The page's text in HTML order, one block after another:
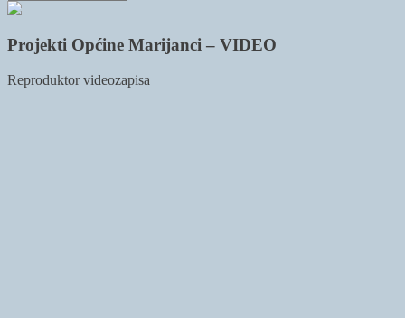
članaka
Projekti Općine Marijanci – VIDEO
Reproduktor videozapisa